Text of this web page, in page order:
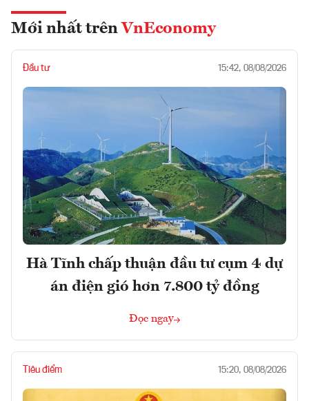
Mới nhất trên VnEconomy
Đầu tư 15:42, 08/08/2026
Hà Tĩnh chấp thuận đầu tư cụm 4 dự
án điện gió hơn 7.800 tỷ đồng
Đọc ngay
Tiêu điểm 15:20, 08/08/2026